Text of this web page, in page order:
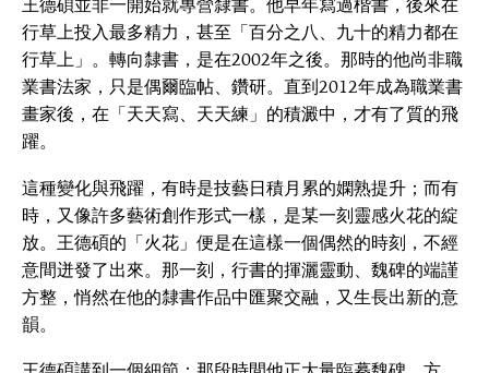
王德碩並非一開始就專營隸書。他早年寫過楷書，後來在
行草上投入最多精力，甚至「百分之八、九十的精力都在
行草上」。轉向隸書，是在2002年之後。那時的他尚非職
業書法家，只是偶爾臨帖、鑽研。直到2012年成為職業書
畫家後，在「天天寫、天天練」的積澱中，才有了質的飛
躍。
這種變化與飛躍，有時是技藝日積月累的嫻熟提升；而有
時，又像許多藝術創作形式一樣，是某一刻靈感火花的綻
放。王德碩的「火花」便是在這樣一個偶然的時刻，不經
意間迸發了出來。那一刻，行書的揮灑靈動、魏碑的端謹
方整，悄然在他的隸書作品中匯聚交融，又生長出新的意
韻。